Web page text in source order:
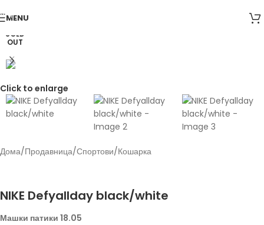
Skip to navigation
Skip to main content
MENU
SOLD
OUT
Click to enlarge
Дома/Продавница/Спортови/Кошарка
NIKE Defyallday black/white
Машки патики 18.05